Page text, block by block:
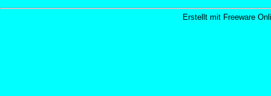
Erstellt mit Freeware